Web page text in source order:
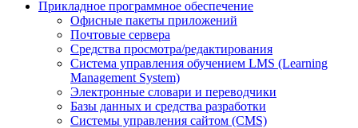
Прикладное программное обеспечение
Офисные пакеты приложений
Почтовые сервера
Средства просмотра/редактирования
Система управления обучением LMS (Learning
Management System)
Электронные словари и переводчики
Базы данных и средства разработки
Системы управления сайтом (CMS)